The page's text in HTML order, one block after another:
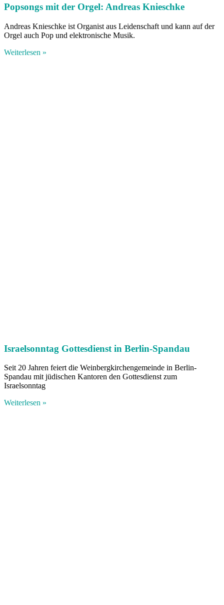
Popsongs mit der Orgel: Andreas Knieschke
Andreas Knieschke ist Organist aus Leidenschaft und kann auf der
Orgel auch Pop und elektronische Musik.
Weiterlesen »
Israelsonntag Gottesdienst in Berlin-Spandau
Seit 20 Jahren feiert die Weinbergkirchengemeinde in Berlin-
Spandau mit jüdischen Kantoren den Gottesdienst zum
Israelsonntag
Weiterlesen »